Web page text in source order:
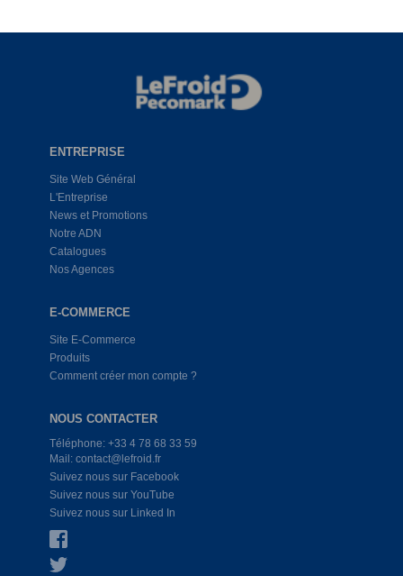
ENTREPRISE
Site Web Général
L'Entreprise
News et Promotions
Notre ADN
Catalogues
Nos Agences
E-COMMERCE
Site E-Commerce
Produits
Comment créer mon compte ?
NOUS CONTACTER
Téléphone: +33 4 78 68 33 59
Mail: contact@lefroid.fr
Suivez nous sur Facebook
Suivez nous sur YouTube
Suivez nous sur Linked In